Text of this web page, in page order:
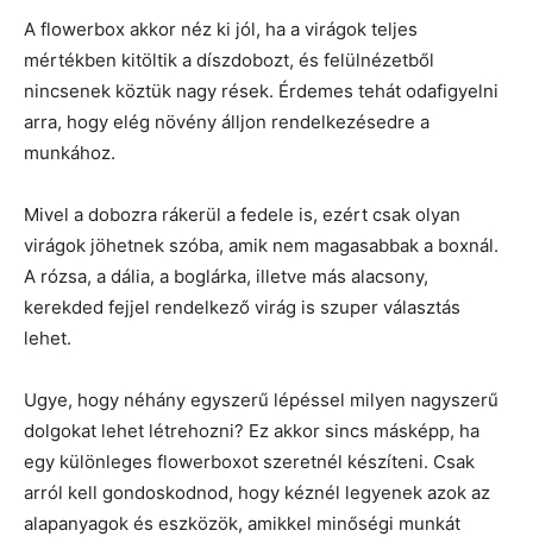
A flowerbox akkor néz ki jól, ha a virágok teljes
mértékben kitöltik a díszdobozt, és felülnézetből
nincsenek köztük nagy rések. Érdemes tehát odafigyelni
arra, hogy elég növény álljon rendelkezésedre a
munkához.
Mivel a dobozra rákerül a fedele is, ezért csak olyan
virágok jöhetnek szóba, amik nem magasabbak a boxnál.
A rózsa, a dália, a boglárka, illetve más alacsony,
kerekded fejjel rendelkező virág is szuper választás
lehet.
Ugye, hogy néhány egyszerű lépéssel milyen nagyszerű
dolgokat lehet létrehozni? Ez akkor sincs másképp, ha
egy különleges flowerboxot szeretnél készíteni. Csak
arról kell gondoskodnod, hogy kéznél legyenek azok az
alapanyagok és eszközök, amikkel minőségi munkát